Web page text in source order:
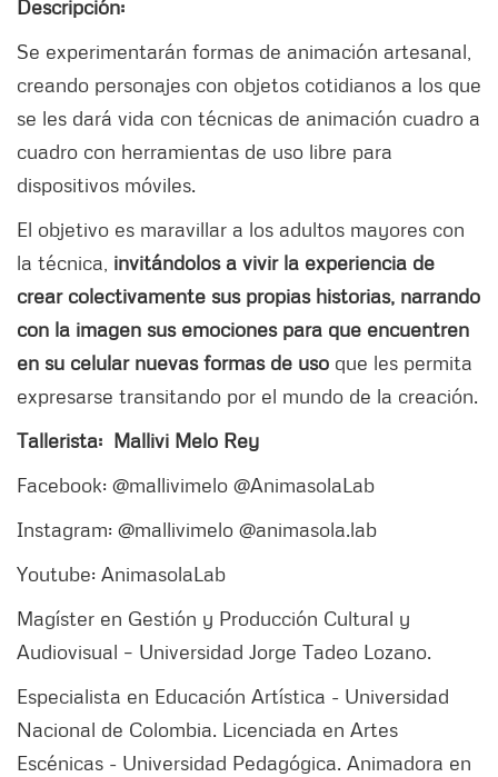
Descripción:
Se experimentarán formas de animación artesanal,
creando personajes con objetos cotidianos a los que
se les dará vida con técnicas de animación cuadro a
cuadro con herramientas de uso libre para
dispositivos móviles.
El objetivo es maravillar a los adultos mayores con
la técnica, invitándolos a vivir la experiencia de
crear colectivamente sus propias historias, narrando
con la imagen sus emociones para que encuentren
en su celular nuevas formas de uso que les permita
expresarse transitando por el mundo de la creación.
Tallerista: Mallivi Melo Rey
Facebook: @mallivimelo @AnimasolaLab
Instagram: @mallivimelo @animasola.lab
Youtube: AnimasolaLab
Magíster en Gestión y Producción Cultural y
Audiovisual – Universidad Jorge Tadeo Lozano.
Especialista en Educación Artística - Universidad
Nacional de Colombia. Licenciada en Artes
Escénicas - Universidad Pedagógica. Animadora en